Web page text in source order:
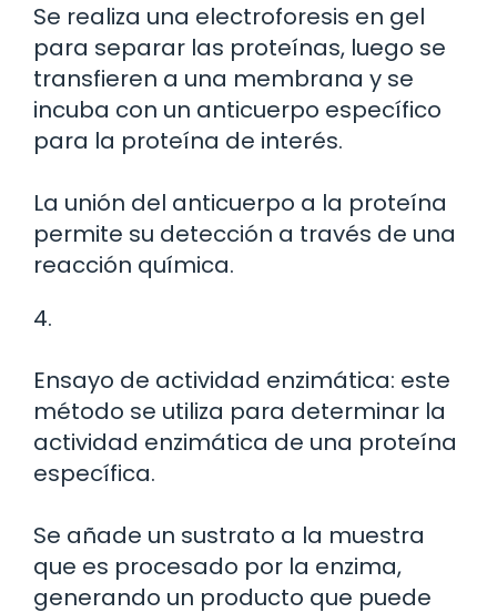
Se realiza una electroforesis en gel
para separar las proteínas, luego se
transfieren a una membrana y se
incuba con un anticuerpo específico
para la proteína de interés.
La unión del anticuerpo a la proteína
permite su detección a través de una
reacción química.
4.
Ensayo de actividad enzimática: este
método se utiliza para determinar la
actividad enzimática de una proteína
específica.
Se añade un sustrato a la muestra
que es procesado por la enzima,
generando un producto que puede